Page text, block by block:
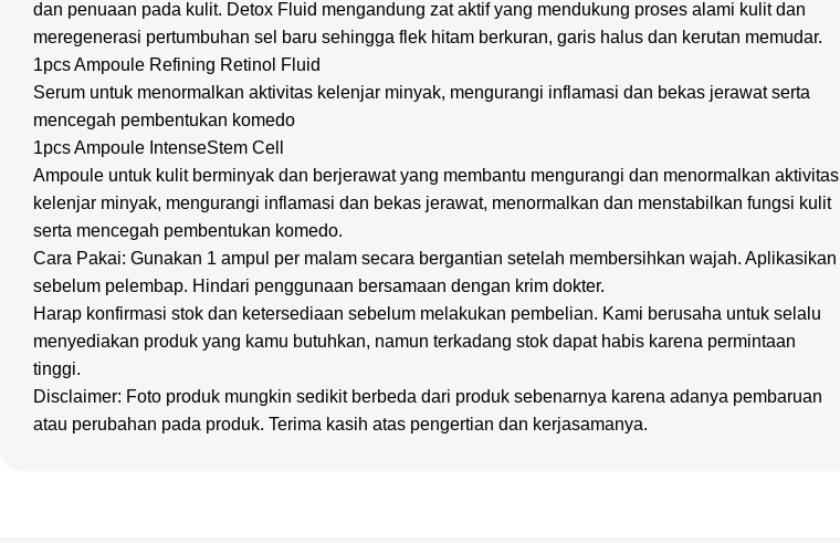
dan penuaan pada kulit. Detox Fluid mengandung zat aktif yang mendukung proses alami kulit dan
meregenerasi pertumbuhan sel baru sehingga flek hitam berkuran, garis halus dan kerutan memudar.
1pcs Ampoule Refining Retinol Fluid
Serum untuk menormalkan aktivitas kelenjar minyak, mengurangi inflamasi dan bekas jerawat serta
mencegah pembentukan komedo
1pcs Ampoule IntenseStem Cell
Ampoule untuk kulit berminyak dan berjerawat yang membantu mengurangi dan menormalkan aktivitas
kelenjar minyak, mengurangi inflamasi dan bekas jerawat, menormalkan dan menstabilkan fungsi kulit
serta mencegah pembentukan komedo.
Cara Pakai: Gunakan 1 ampul per malam secara bergantian setelah membersihkan wajah. Aplikasikan
sebelum pelembap. Hindari penggunaan bersamaan dengan krim dokter.
Harap konfirmasi stok dan ketersediaan sebelum melakukan pembelian. Kami berusaha untuk selalu
menyediakan produk yang kamu butuhkan, namun terkadang stok dapat habis karena permintaan
tinggi.
Disclaimer: Foto produk mungkin sedikit berbeda dari produk sebenarnya karena adanya pembaruan
atau perubahan pada produk. Terima kasih atas pengertian dan kerjasamanya.